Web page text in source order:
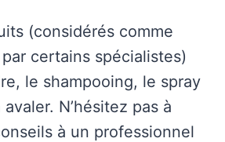
(considérés comme
certains spécialistes)
le shampooing, le spray
N’hésitez pas à
à un professionnel